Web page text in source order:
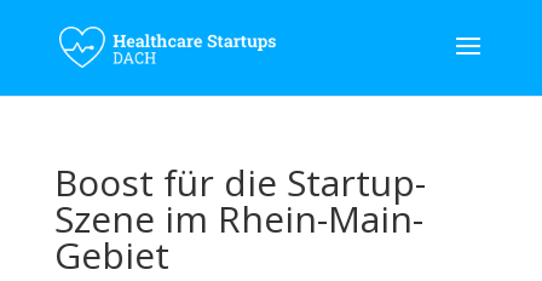
Boost für die Startup-
Szene im Rhein-Main-
Gebiet